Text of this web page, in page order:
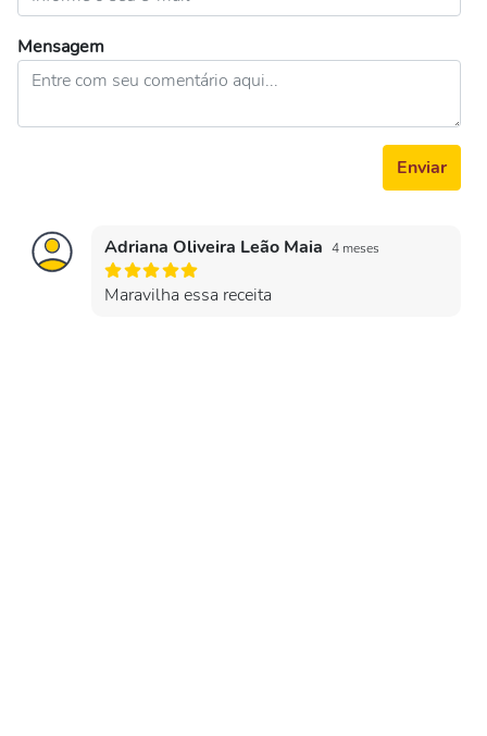
Mensagem
Enviar
Adriana Oliveira Leão Maia 4 meses
Maravilha essa receita